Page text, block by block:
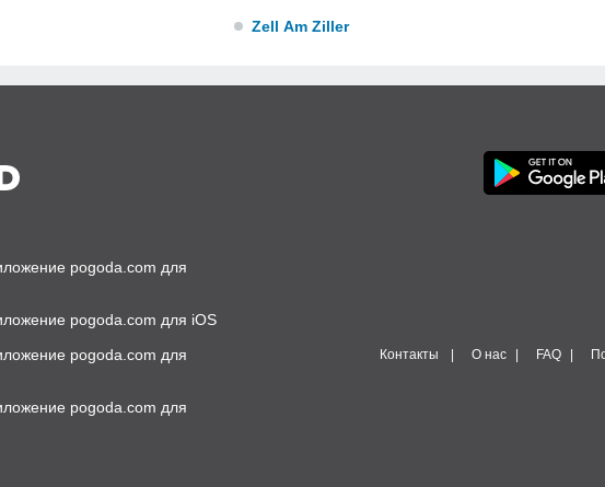
Zell Am Ziller
pogoda.com для
pogoda.com для iOS
pogoda.com для
pogoda.com для
Контакты О нас FAQ